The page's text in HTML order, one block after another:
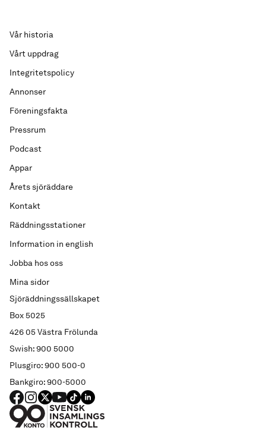
Sjöräddningssällskapet
Box 5025
426 05 Västra Frölunda
Swish: 900 5000
Plusgiro: 900 500-0
Bankgiro: 900-5000
Vår historia
Vårt uppdrag
Integritetspolicy
Annonser
Föreningsfakta
Pressrum
Podcast
Appar
Årets sjöräddare
Kontakt
Räddningsstationer
Information in english
Jobba hos oss
Mina sidor
FACEBOOK
Instagram
X YouTube
TIKTOKLINKED IN